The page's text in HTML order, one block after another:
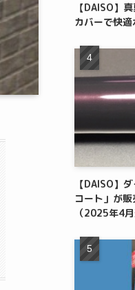
【DAISO】
カバーで快
【DAISO】
コート」が
（2025年4